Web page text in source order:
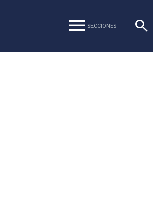
menu SECCIONES search